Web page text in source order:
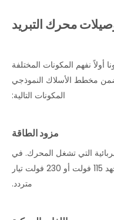
محرك التبريد
أولاً نفهم المكونات المختلفة
مخطط الأسلاك النموذجي
المكونات التالية:
مزود الطاقة
التي تشغل المحرك. في
معظم الحالات، يكون هذا مصدر طاقة بجهد 115 فولت أو 230 فولت تيار
متردد.